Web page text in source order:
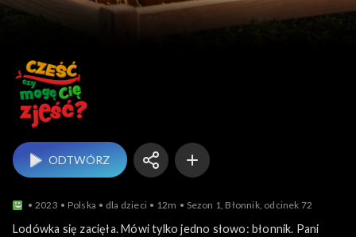
ODTWÓRZ
2023 Polska dla dzieci 12m Sezon 1, Błonnik, odcinek 72
Lodówka się zacięła. Mówi tylko jedno słowo: błonnik. Pani